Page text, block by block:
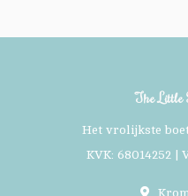
The Little
Het vrolijkste
KVK: 68014252 |